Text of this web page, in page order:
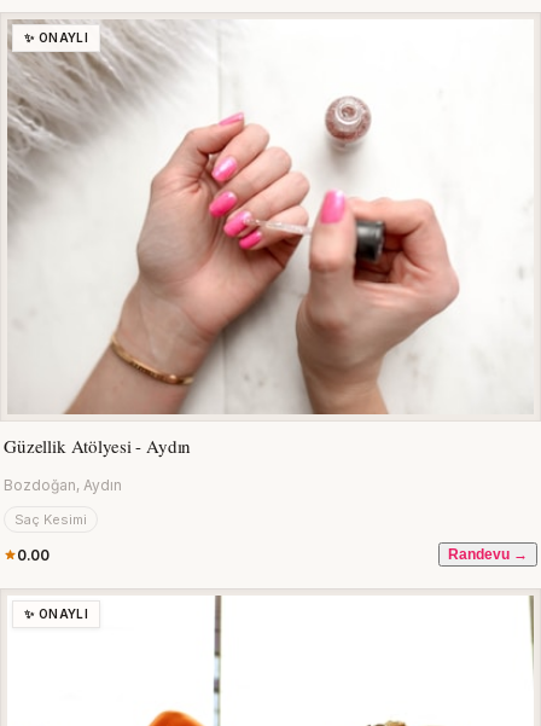
✨ ONAYLI
Güzellik Atölyesi - Aydın
Bozdoğan, Aydın
Saç Kesimi
0.00 Randevu →
✨ ONAYLI